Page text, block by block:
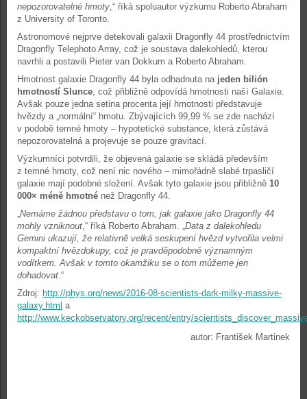
nepozorovatelné hmoty,“ říká spoluautor výzkumu Roberto Abraham
z University of Toronto.
Astronomové nejprve detekovali galaxii Dragonfly 44 prostřednictvím
Dragonfly Telephoto Array, což je soustava dalekohledů, kterou
navrhli a postavili Pieter van Dokkum a Roberto Abraham.
Hmotnost galaxie Dragonfly 44 byla odhadnuta na jeden bilión
hmotností Slunce, což přibližně odpovídá hmotnosti naší Galaxie.
Avšak pouze jedna setina procenta její hmotnosti představuje
hvězdy a „normální“ hmotu. Zbývajících 99,99 % se zde nachází
v podobě temné hmoty – hypotetické substance, která zůstává
nepozorovatelná a projevuje se pouze gravitací.
Výzkumníci potvrdili, že objevená galaxie se skládá především
z temné hmoty, což není nic nového – mimořádně slabé trpasličí
galaxie mají podobné složení. Avšak tyto galaxie jsou přibližně 10
000× méně hmotné než Dragonfly 44.
„Nemáme žádnou představu o tom, jak galaxie jako Dragonfly 44
mohly vzniknout,“ říká Roberto Abraham. „Data z dalekohledu
Gemini ukazují, že relativně velká seskupení hvězd vytvořila velmi
kompaktní hvězdokupy, což je pravděpodobně významným
vodítkem. Avšak v tomto okamžiku se o tom můžeme jen
dohadovat.“
Zdroj: http://phys.org/news/2016-08-scientists-dark-milky-massive-
galaxy.html a
http://www.keckobservatory.org/recent/entry/
autor: František Martinek